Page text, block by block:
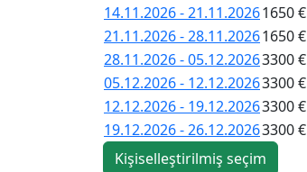
14.11.2026 - 21.11.20261650 €
21.11.2026 - 28.11.20261650 €
28.11.2026 - 05.12.20263300 €
05.12.2026 - 12.12.20263300 €
12.12.2026 - 19.12.20263300 €
19.12.2026 - 26.12.20263300 €
Kişiselleştirilmiş seçim